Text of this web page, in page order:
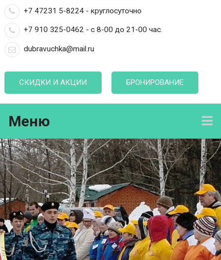
+7 47231 5-8224 - круглосуточно
+7 910 325-0462 - с 8-00 до 21-00 час.
dubravuchka@mail.ru
СКИДКИ И АКЦИИ БРОНИРОВАНИЕ
Меню